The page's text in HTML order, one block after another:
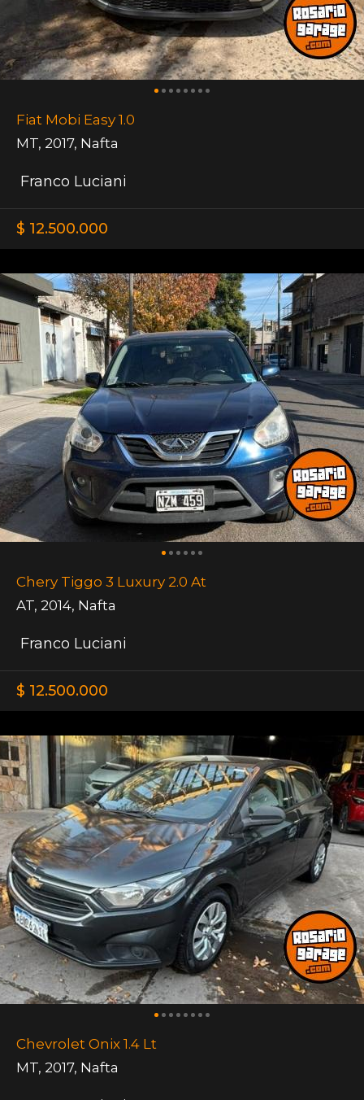
Fiat Mobi Easy 1.0
MT, 2017, Nafta
Franco Luciani
$ 12.500.000
Chery Tiggo 3 Luxury 2.0 At
AT, 2014, Nafta
Franco Luciani
$ 12.500.000
Chevrolet Onix 1.4 Lt
MT, 2017, Nafta